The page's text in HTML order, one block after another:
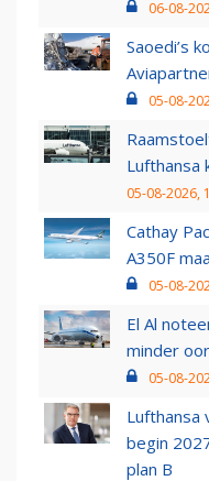
06-08-
Saoedi’s
05-08-
Lufthansa
05-08-2026,
Cathay
A350F
05-08-
El Al
minder
05-08-
Lufthansa
begin
plan B